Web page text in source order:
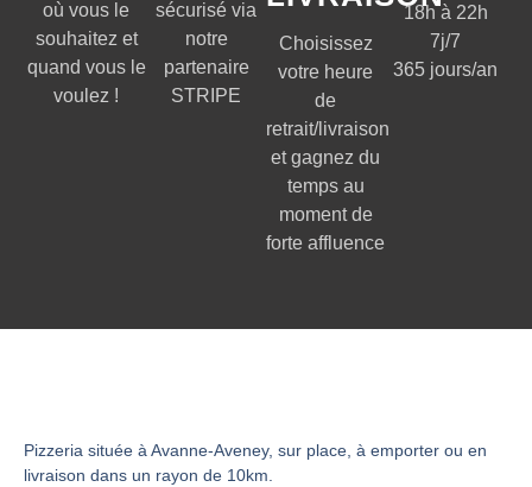
où vous le
souhaitez et
quand vous le
voulez !
sécurisé via
notre
partenaire
STRIPE
Choisissez
votre heure
de
retrait/livraison
et gagnez du
temps au
moment de
forte affluence
18h à 22h
7j/7
365 jours/an
Pizzeria située à Avanne-Aveney, sur place, à emporter ou en
livraison dans un rayon de 10km.